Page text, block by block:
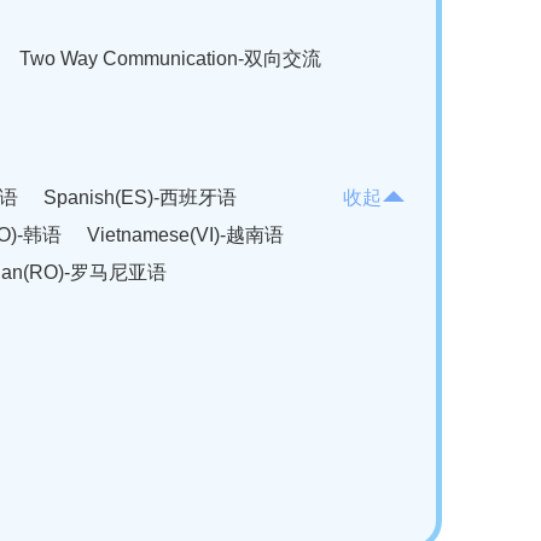
Two Way Communication-双向交流
Spanish(ES)-西班牙语
韩语
Vietnamese(VI)-越南语
罗马尼亚语
收起